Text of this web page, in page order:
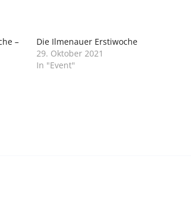
–
Die Ilmenauer Erstiwoche
29. Oktober 2021
In "Event"